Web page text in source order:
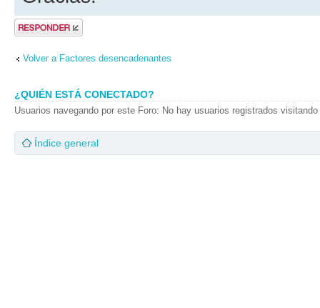
Publicar una
respuesta
Volver a Factores desencadenantes
¿QUIÉN ESTÁ CONECTADO?
Usuarios navegando por este Foro: No hay usuarios registrados
Índice general